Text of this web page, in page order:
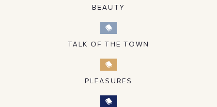
BEAUTY
TALK OF THE TOWN
PLEASURES